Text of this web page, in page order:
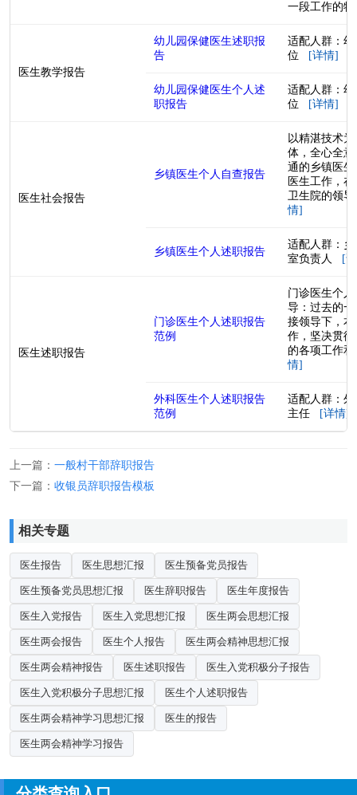
一段工作的
医生教学报告
幼儿园保健医生述职报
告
适配人群：
位
[详情]
幼儿园保健医生个人述
职报告
适配人群：
位
[详情]
医生社会报告
乡镇医生个人自查报告
以精湛技术
体，全心全
通的乡镇医
医生工作，
卫生院的领
情]
乡镇医生个人述职报告
适配人群：
室负责人
[
医生述职报告
门诊医生个人述职报告
范例
门诊医生个
导：过去的
接领导下，
作，坚决贯
的各项工作
情]
外科医生个人述职报告
范例
适配人群：
主任
[详情]
上一篇： 一般村干部辞职报告
下一篇： 收银员辞职报告模板
相关专题
医生报告 医生思想汇报 医生预备党员报告
医生预备党员思想汇报 医生辞职报告 医生年度报告
医生入党报告 医生入党思想汇报 医生两会思想汇报
医生两会报告 医生个人报告 医生两会精神思想汇报
医生两会精神报告 医生述职报告 医生入党积极分子报告
医生入党积极分子思想汇报 医生个人述职报告
医生两会精神学习思想汇报 医生的报告
医生两会精神学习报告